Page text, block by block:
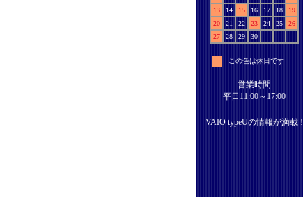
13
14 15 16 17 18
19
20
21 22 23 24 25
26
27
28 29 30
この色は休日です
営業時間
平日11:00～17:00
VAIO typeUの情報が満載 !